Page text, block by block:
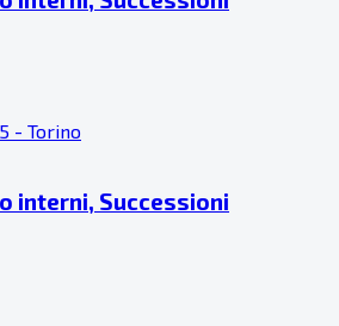
- Torino
interni, Successioni